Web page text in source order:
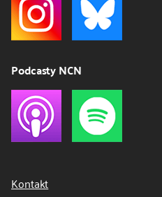
Podcasty NCN
Kontakt